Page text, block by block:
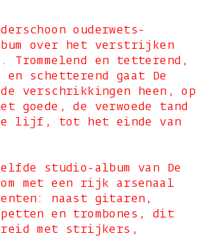
ouderwets-
over het verstrijken
Trommelend en tetterend,
schetterend gaat De
verschrikkingen heen, op
goede, de verwoede tand
lijf, tot het einde van
studio-album van De
met een rijk arsenaal
naast gitaren,
en trombones, dit
met strijkers,